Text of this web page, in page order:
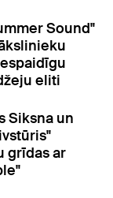
Sound"
eliti
Siksna un
grīdas ar